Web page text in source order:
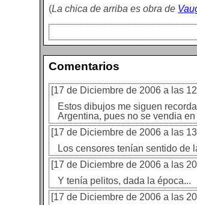
(La chica de arriba es obra de
Comentarios
[17 de Diciembre de 2006 a las
Estos dibujos me siguen
Argentina, pues no se vendia
[17 de Diciembre de 2006 a las
Los censores tenían sentido de
[17 de Diciembre de 2006 a las
Y tenía pelitos, dada la época...
[17 de Diciembre de 2006 a las